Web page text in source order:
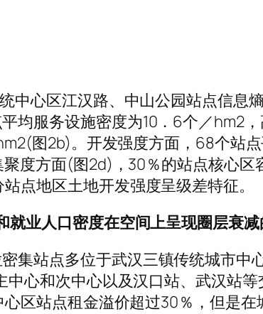
中心区江汉路、中山公园站点信息
均服务设施密度为10．6个／hm2
图2b)。开发强度方面，68个站
度方面(图2d)，30％的站点核心区
点地区土地开发强度呈级差特征。
业人口密度在空间上呈现圈层衰
集站点多位于武汉三镇传统城市中
心和次中心以及汉口站、武汉站
区站点租金溢价超过30％，但是